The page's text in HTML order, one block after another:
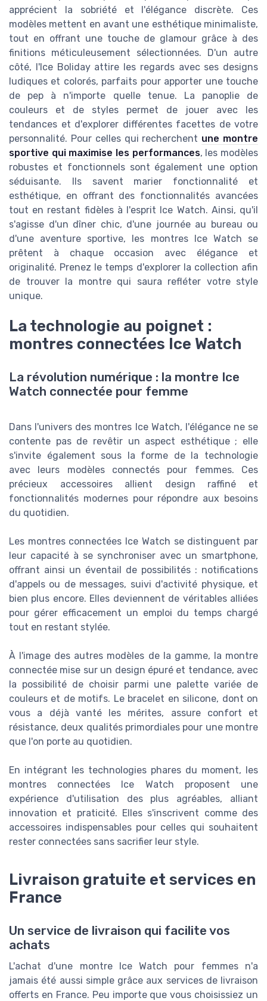
apprécient la sobriété et l'élégance discrète. Ces
modèles mettent en avant une esthétique minimaliste,
tout en offrant une touche de glamour grâce à des
finitions méticuleusement sélectionnées. D'un autre
côté, l'Ice Boliday attire les regards avec ses designs
ludiques et colorés, parfaits pour apporter une touche
de pep à n'importe quelle tenue. La panoplie de
couleurs et de styles permet de jouer avec les
tendances et d'explorer différentes facettes de votre
personnalité. Pour celles qui recherchent une montre
sportive qui maximise les performances, les modèles
robustes et fonctionnels sont également une option
séduisante. Ils savent marier fonctionnalité et
esthétique, en offrant des fonctionnalités avancées
tout en restant fidèles à l'esprit Ice Watch. Ainsi, qu'il
s'agisse d'un dîner chic, d'une journée au bureau ou
d'une aventure sportive, les montres Ice Watch se
prêtent à chaque occasion avec élégance et
originalité. Prenez le temps d'explorer la collection afin
de trouver la montre qui saura refléter votre style
unique.
La technologie au poignet :
montres connectées Ice Watch
La révolution numérique : la montre Ice
Watch connectée pour femme
Dans l'univers des montres Ice Watch, l'élégance ne se
contente pas de revêtir un aspect esthétique ; elle
s'invite également sous la forme de la technologie
avec leurs modèles connectés pour femmes. Ces
précieux accessoires allient design raffiné et
fonctionnalités modernes pour répondre aux besoins
du quotidien.
Les montres connectées Ice Watch se distinguent par
leur capacité à se synchroniser avec un smartphone,
offrant ainsi un éventail de possibilités : notifications
d'appels ou de messages, suivi d'activité physique, et
bien plus encore. Elles deviennent de véritables alliées
pour gérer efficacement un emploi du temps chargé
tout en restant stylée.
À l'image des autres modèles de la gamme, la montre
connectée mise sur un design épuré et tendance, avec
la possibilité de choisir parmi une palette variée de
couleurs et de motifs. Le bracelet en silicone, dont on
vous a déjà vanté les mérites, assure confort et
résistance, deux qualités primordiales pour une montre
que l'on porte au quotidien.
En intégrant les technologies phares du moment, les
montres connectées Ice Watch proposent une
expérience d'utilisation des plus agréables, alliant
innovation et praticité. Elles s'inscrivent comme des
accessoires indispensables pour celles qui souhaitent
rester connectées sans sacrifier leur style.
Livraison gratuite et services en
France
Un service de livraison qui facilite vos
achats
L'achat d'une montre Ice Watch pour femmes n'a
jamais été aussi simple grâce aux services de livraison
offerts en France. Peu importe que vous choisissiez un